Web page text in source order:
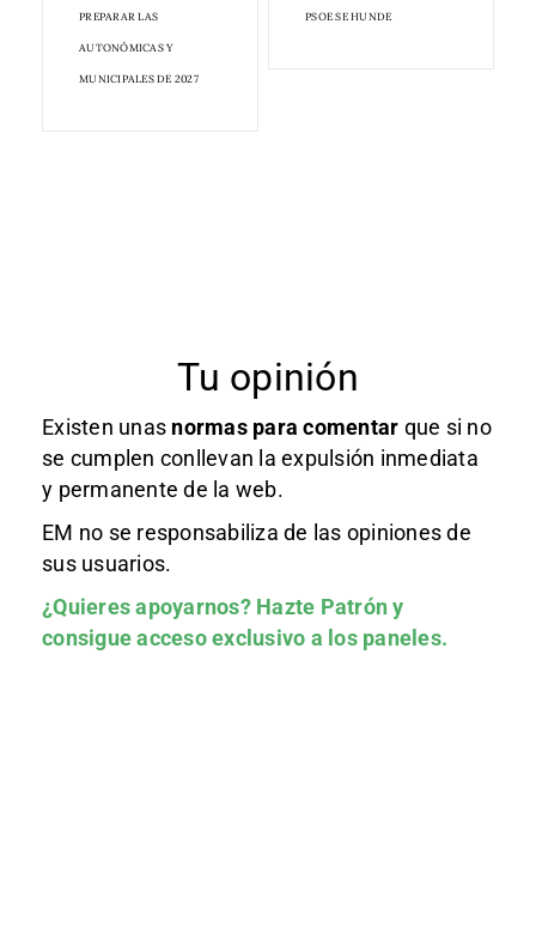
PREPARAR LAS
AUTONÓMICAS Y
MUNICIPALES DE 2027
PSOE SE HUNDE
Tu opinión
Existen unas normas para comentar que si no
se cumplen conllevan la expulsión inmediata
y permanente de la web.
EM no se responsabiliza de las opiniones de
sus usuarios.
¿Quieres apoyarnos? Hazte Patróny
consigue acceso exclusivo a los paneles.